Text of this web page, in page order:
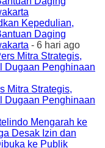
Kepedulian,
Daging
- 6 hari ago
Mitra Strategis,
Dugaan Penghinaan